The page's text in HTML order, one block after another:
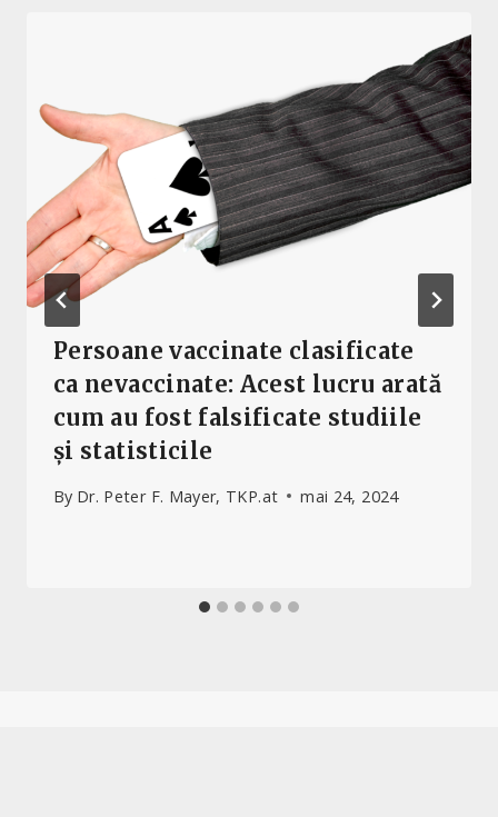
Persoane vaccinate clasificate
ca nevaccinate: Acest lucru arată
cum au fost falsificate studiile
și statisticile
By Dr. Peter F. Mayer, TKP.at mai 24, 2024